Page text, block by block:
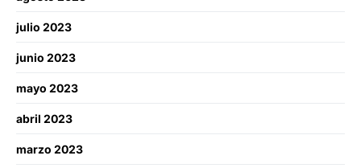
julio 2023
junio 2023
mayo 2023
abril 2023
marzo 2023